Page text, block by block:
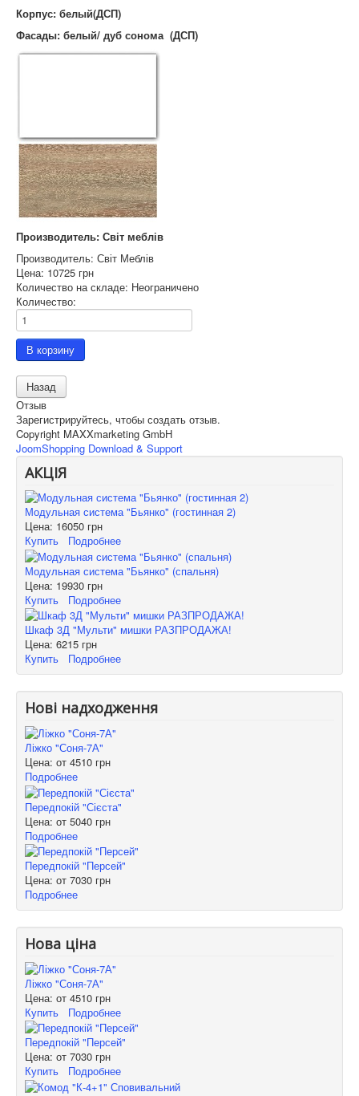
Корпус: белый(ДСП)
Фасады: белый/ дуб сонома (ДСП)
Производитель: Світ меблів
Производитель: Світ Меблів
Цена: 10725 грн
Количество на складе: Неограничено
Количество:
Отзыв
Зарегистрируйтесь, чтобы создать отзыв.
Copyright MAXXmarketing GmbH
JoomShopping Download & Support
АКЦІЯ
Модульная система "Бьянко" (гостинная 2)
Цена: 16050 грн
Купить
Подробнее
Модульная система "Бьянко" (спальня)
Цена: 19930 грн
Купить
Подробнее
Шкаф 3Д "Мульти" мишки РАЗПРОДАЖА!
Цена: 6215 грн
Купить
Подробнее
Нові надходження
Ліжко "Соня-7А"
Цена: от 4510 грн
Подробнее
Передпокій "Сієста"
Цена: от 5040 грн
Подробнее
Передпокій "Персей"
Цена: от 7030 грн
Подробнее
Нова ціна
Ліжко "Соня-7А"
Цена: от 4510 грн
Купить
Подробнее
Передпокій "Персей"
Цена: от 7030 грн
Купить
Подробнее